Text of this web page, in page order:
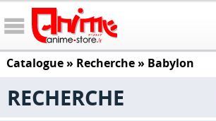
Catalogue» Recherche » Babylon
RECHERCHE